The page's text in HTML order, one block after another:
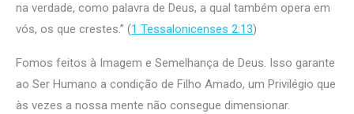
na verdade, como palavra de Deus, a qual também opera em
vós, os que crestes.” (1 Tessalonicenses 2:13)
Fomos feitos à Imagem e Semelhança de Deus. Isso garante
ao Ser Humano a condição de Filho Amado, um Privilégio que
às vezes a nossa mente não consegue dimensionar.